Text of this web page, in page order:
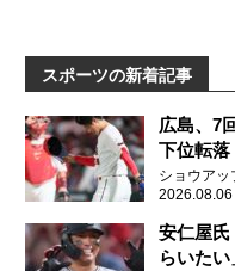
スポーツの新着記事
広島、7
下位転
来て勉強
ショウアッ
2026.08.06
安仁屋氏
らいた